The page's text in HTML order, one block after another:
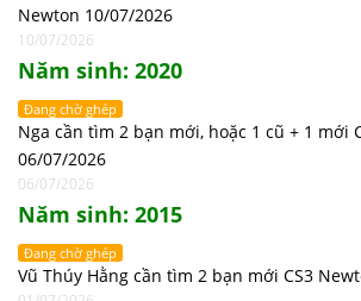
Newton 10/07/2026
10/07/2026
Năm sinh: 2020
Đang chờ ghép
Nga cần tìm 2 bạn mới, hoặc 1 cũ + 1 mới
06/07/2026
06/07/2026
Năm sinh: 2015
Đang chờ ghép
Vũ Thúy Hằng cần tìm 2 bạn mới CS3